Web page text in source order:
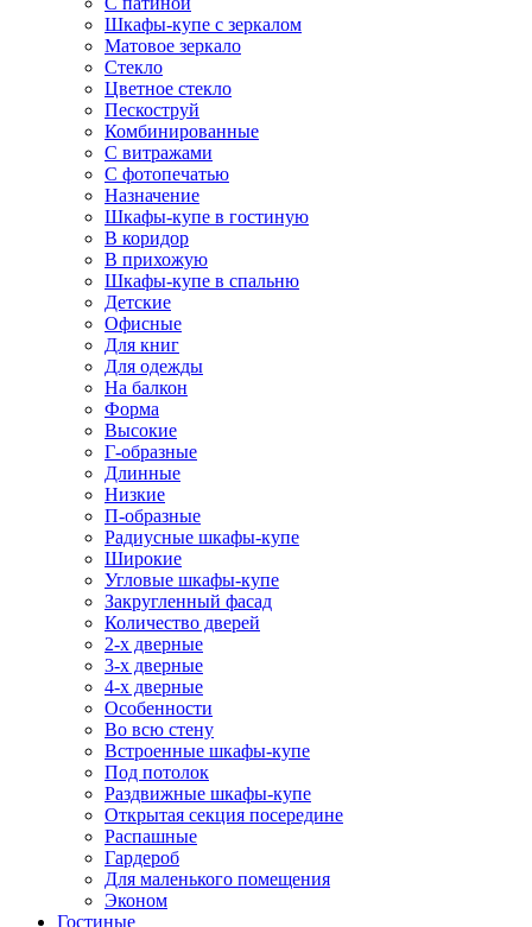
Шкафы-купе с зеркалом
Матовое зеркало
Стекло
Цветное стекло
Пескоструй
Комбинированные
С витражами
С фотопечатью
Назначение
Шкафы-купе в гостиную
В коридор
В прихожую
Шкафы-купе в спальню
Детские
Офисные
Для книг
Для одежды
На балкон
Форма
Высокие
Г-образные
Длинные
Низкие
П-образные
Радиусные шкафы-купе
Широкие
Угловые шкафы-купе
Закругленный фасад
Количество дверей
2-х дверные
3-х дверные
4-х дверные
Особенности
Во всю стену
Встроенные шкафы-купе
Под потолок
Раздвижные шкафы-купе
Открытая секция посередине
Распашные
Гардероб
Для маленького помещения
Эконом
Гостиные